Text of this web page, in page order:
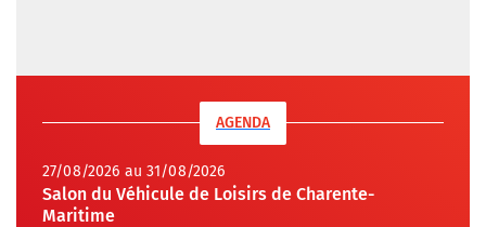
AGENDA
27/08/2026 au 31/08/2026
Salon du Véhicule de Loisirs de Charente-
Maritime